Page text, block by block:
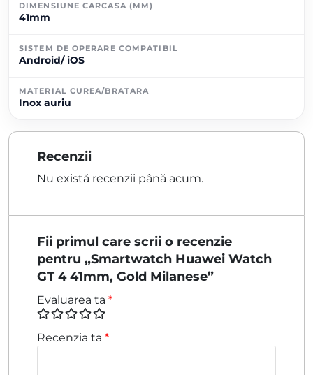
DIMENSIUNE CARCASA (MM)
41mm
SISTEM DE OPERARE COMPATIBIL
Android/ iOS
MATERIAL CUREA/BRATARA
Inox auriu
Recenzii
Nu există recenzii până acum.
Fii primul care scrii o recenzie
pentru „Smartwatch Huawei Watch
GT 4 41mm, Gold Milanese”
Evaluarea ta *
Recenzia ta *